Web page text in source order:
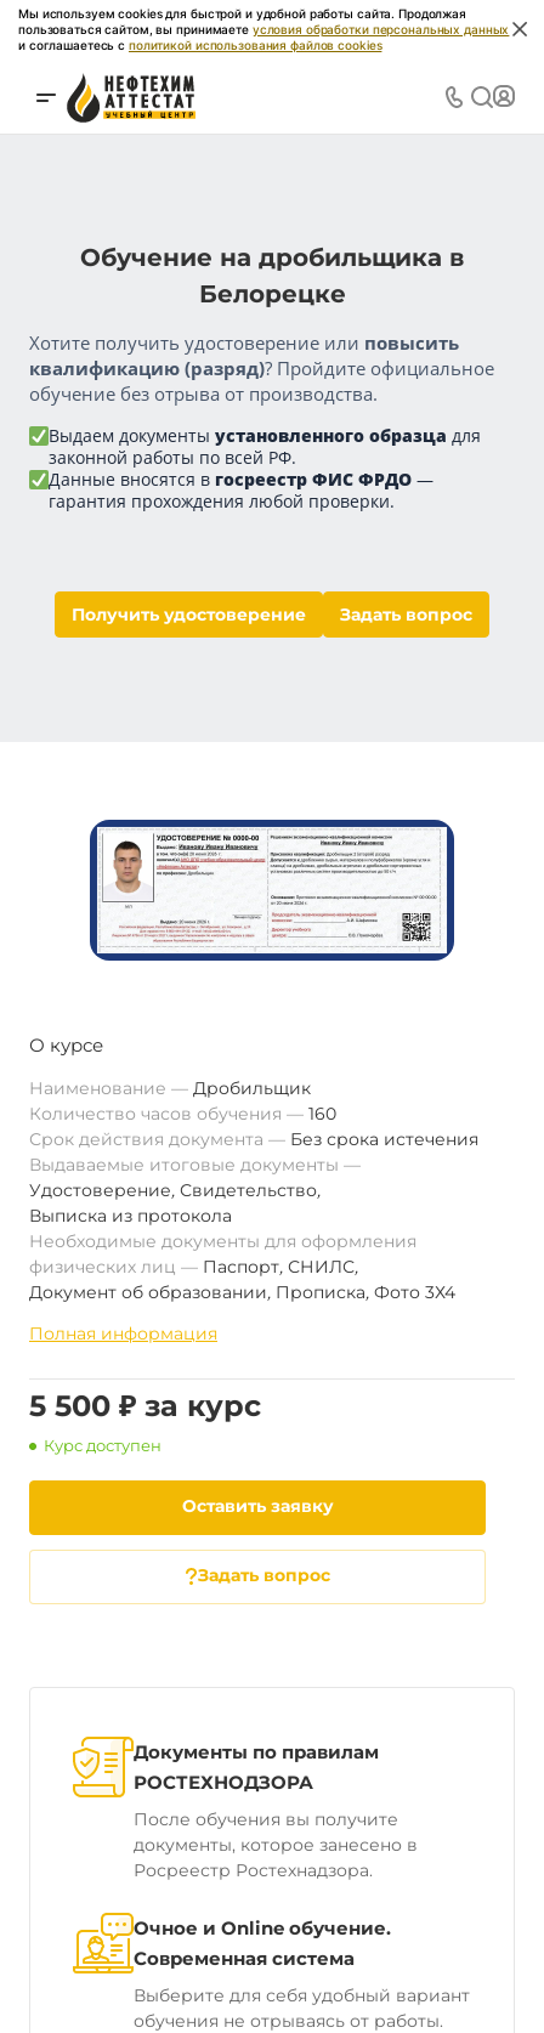
Мы используем cookies для быстрой и удобной работы сайта. Продолжая
пользоваться сайтом, вы принимаете условия обработки персональных данных
и соглашаетесь с политикой использования файлов cookies
Обучение на дробильщика в
Белорецке
Хотите получить удостоверение или повысить
квалификацию (разряд)? Пройдите официальное
обучение без отрыва от производства.
Выдаем документы установленного образца для
законной работы по всей РФ.
Данные вносятся в госреестр ФИС ФРДО —
гарантия прохождения любой проверки.
Получить удостоверение Задать вопрос
О курсе
Наименование
Дробильщик
Количество часов обучения
160
Срок действия документа
Без срока истечения
Выдаваемые итоговые документы
Удостоверение, Свидетельство,
Выписка из протокола
Необходимые документы для оформления
физических лиц
Паспорт, СНИЛС,
Документ об образовании, Прописка, Фото 3Х4
Полная информация
5 500 ₽ за курс
Курс доступен
Оставить заявку
Задать вопрос
Документы по правилам
РОСТЕХНОДЗОРА
После обучения вы получите
документы, которое занесено в
Росреестр Ростехнадзора.
Очное и Online обучение.
Современная система
Выберите для себя удобный вариант
обучения не отрываясь от работы.